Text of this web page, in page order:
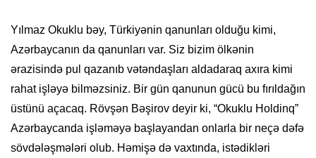
Yılmaz Okuklu bəy, Türkiyənin qanunları olduğu kimi,
Azərbaycanın da qanunları var. Siz bizim ölkənin
ərazisində pul qazanıb vətəndaşları aldadaraq axıra kimi
rahat işləyə bilməzsiniz. Bir gün qanunun gücü bu fırıldağın
üstünü açacaq. Rövşən Bəşirov deyir ki, “Okuklu Holdinq”
Azərbaycanda işləməyə başlayandan onlarla bir neçə dəfə
sövdələşmələri olub. Həmişə də vaxtında, istədikləri